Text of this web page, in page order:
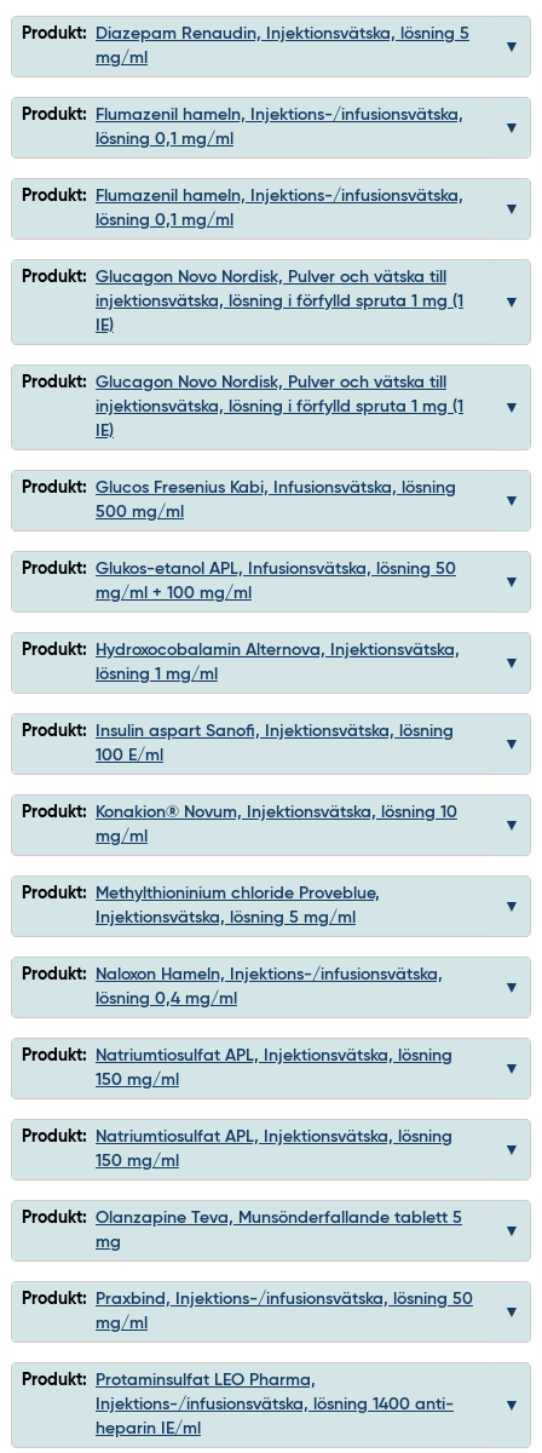
Produkt:
Diazepam Renaudin, Injektionsvätska, lösning 5
mg/ml
Produkt:
Flumazenil hameln, Injektions-/infusionsvätska,
lösning 0,1 mg/ml
Produkt:
Flumazenil hameln, Injektions-/infusionsvätska,
lösning 0,1 mg/ml
Produkt: Glucagon Novo Nordisk, Pulver och vätska till
injektionsvätska, lösning i förfylld spruta 1 mg (1
IE)
Produkt: Glucagon Novo Nordisk, Pulver och vätska till
injektionsvätska, lösning i förfylld spruta 1 mg (1
IE)
Produkt: Glucos Fresenius Kabi, Infusionsvätska, lösning
500 mg/ml
Produkt: Glukos-etanol APL, Infusionsvätska, lösning 50
mg/ml + 100 mg/ml
Produkt:
Hydroxocobalamin Alternova, Injektionsvätska,
lösning 1 mg/ml
Produkt:
Insulin aspart Sanofi, Injektionsvätska, lösning
100 E/ml
Produkt:
Konakion® Novum, Injektionsvätska, lösning 10
mg/ml
Produkt:
Methylthioninium chloride Proveblue,
Injektionsvätska, lösning 5 mg/ml
Produkt:
Naloxon Hameln, Injektions-/infusionsvätska,
lösning 0,4 mg/ml
Produkt:
Natriumtiosulfat APL, Injektionsvätska, lösning
150 mg/ml
Produkt:
Natriumtiosulfat APL, Injektionsvätska, lösning
150 mg/ml
Produkt: Olanzapine Teva, Munsönderfallande tablett 5
mg
Produkt:
Praxbind, Injektions-/infusionsvätska, lösning 50
mg/ml
Produkt:
Protaminsulfat LEO Pharma,
Injektions-/infusionsvätska, lösning 1400 anti-
heparin IE/ml